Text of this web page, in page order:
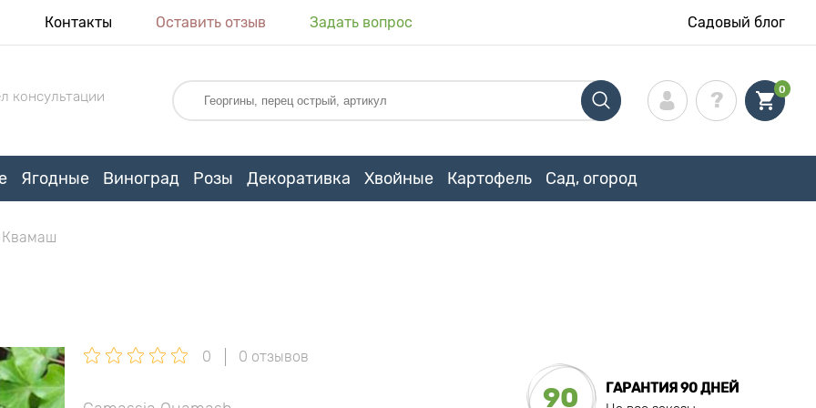
Контакты Оставить отзыв Задать вопрос Садовый блог
консультации 0
Ягодные Виноград Розы Декоративка Хвойные Картофель Сад, огород
0 0 отзывов
90
ГАРАНТИЯ 90 ДНЕЙ